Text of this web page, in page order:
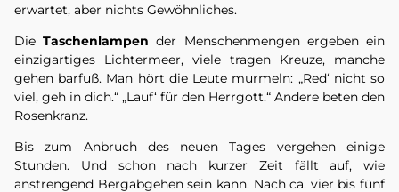
erwartet, aber nichts Gewöhnliches.
DieTaschenlampender Menschenmengen ergeben ein
einzigartiges Lichtermeer, viele tragen Kreuze, manche
gehen barfuß. Man hört die Leute murmeln: „Red‘ nicht so
viel, geh in dich.“ „Lauf‘ für den Herrgott.“ Andere beten den
Rosenkranz.
Bis zum Anbruch des neuen Tages vergehen einige
Stunden. Und schon nach kurzer Zeit fällt auf, wie
anstrengend Bergabgehen sein kann. Nach ca. vier bis fünf